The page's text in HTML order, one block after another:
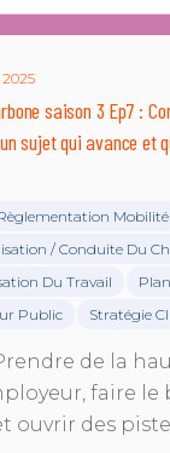
saison 3 Ep7 :
sujet qui avance et
Mobilité
/ Conduite Du
Du Travail
Public Stratégie
de la
faire le
ouvrir des